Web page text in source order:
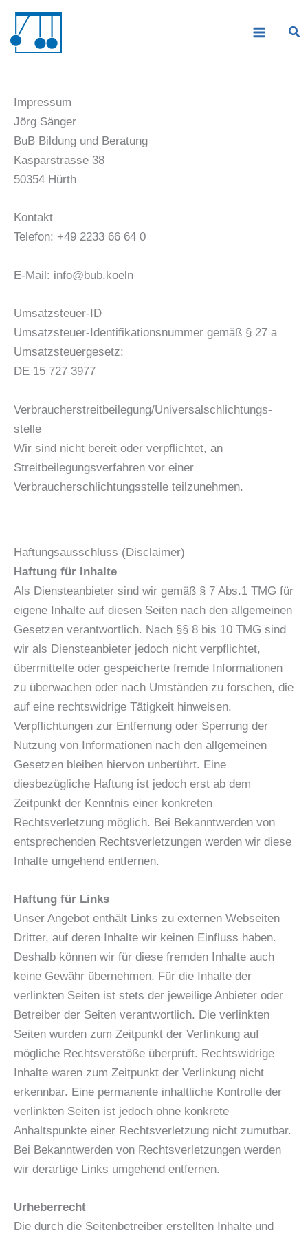
Zum
Inhalt
springen
Impressum
Jörg Sänger
BuB Bildung und Beratung
Kasparstrasse 38
50354 Hürth
Kontakt
Telefon: +49 2233 66 64 0
E-Mail: info@bub.koeln
Umsatzsteuer-ID
Umsatzsteuer-Identifikationsnummer gemäß § 27 a
Umsatzsteuergesetz:
DE 15 727 3977
Verbraucher­streit­beilegung/Universal­schlichtungs­
stelle
Wir sind nicht bereit oder verpflichtet, an
Streitbeilegungsverfahren vor einer
Verbraucherschlichtungsstelle teilzunehmen.
Haftungsausschluss (Disclaimer)
Haftung für Inhalte
Als Diensteanbieter sind wir gemäß § 7 Abs.1 TMG für
eigene Inhalte auf diesen Seiten nach den allgemeinen
Gesetzen verantwortlich. Nach §§ 8 bis 10 TMG sind
wir als Diensteanbieter jedoch nicht verpflichtet,
übermittelte oder gespeicherte fremde Informationen
zu überwachen oder nach Umständen zu forschen, die
auf eine rechtswidrige Tätigkeit hinweisen.
Verpflichtungen zur Entfernung oder Sperrung der
Nutzung von Informationen nach den allgemeinen
Gesetzen bleiben hiervon unberührt. Eine
diesbezügliche Haftung ist jedoch erst ab dem
Zeitpunkt der Kenntnis einer konkreten
Rechtsverletzung möglich. Bei Bekanntwerden von
entsprechenden Rechtsverletzungen werden wir diese
Inhalte umgehend entfernen.
Haftung für Links
Unser Angebot enthält Links zu externen Webseiten
Dritter, auf deren Inhalte wir keinen Einfluss haben.
Deshalb können wir für diese fremden Inhalte auch
keine Gewähr übernehmen. Für die Inhalte der
verlinkten Seiten ist stets der jeweilige Anbieter oder
Betreiber der Seiten verantwortlich. Die verlinkten
Seiten wurden zum Zeitpunkt der Verlinkung auf
mögliche Rechtsverstöße überprüft. Rechtswidrige
Inhalte waren zum Zeitpunkt der Verlinkung nicht
erkennbar. Eine permanente inhaltliche Kontrolle der
verlinkten Seiten ist jedoch ohne konkrete
Anhaltspunkte einer Rechtsverletzung nicht zumutbar.
Bei Bekanntwerden von Rechtsverletzungen werden
wir derartige Links umgehend entfernen.
Urheberrecht
Die durch die Seitenbetreiber erstellten Inhalte und